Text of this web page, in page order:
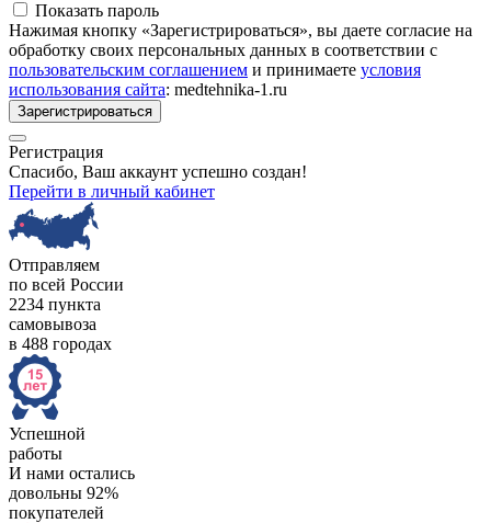
Показать пароль
Нажимая кнопку «Зарегистрироваться», вы даете согласие на
обработку своих персональных данных в соответствии с
пользовательским соглашением и принимаете условия
использования сайта: medtehnika-1.ru
Зарегистрироваться
Регистрация
Спасибо, Ваш аккаунт успешно создан!
Перейти в личный кабинет
Отправляем
по всей России
2234 пункта
самовывоза
в 488 городах
Успешной
работы
И нами остались
довольны 92%
покупателей